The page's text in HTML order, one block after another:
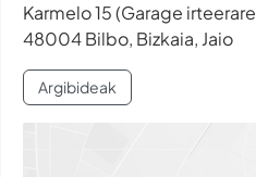
Karmelo 15 (Garage
48004 Bilbo, Bizkaia, Jaio
Argibideak